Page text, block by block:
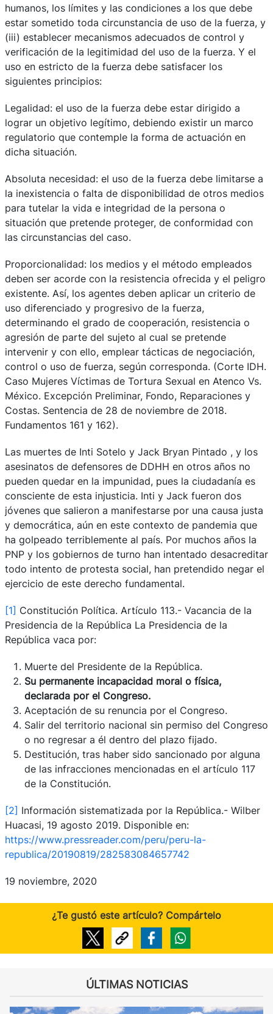
humanos, los límites y las condiciones a los que debe
estar sometido toda circunstancia de uso de la fuerza, y
(iii) establecer mecanismos adecuados de control y
verificación de la legitimidad del uso de la fuerza. Y el
uso en estricto de la fuerza debe satisfacer los
siguientes principios:
Legalidad: el uso de la fuerza debe estar dirigido a
lograr un objetivo legítimo, debiendo existir un marco
regulatorio que contemple la forma de actuación en
dicha situación.
Absoluta necesidad: el uso de la fuerza debe limitarse a
la inexistencia o falta de disponibilidad de otros medios
para tutelar la vida e integridad de la persona o
situación que pretende proteger, de conformidad con
las circunstancias del caso.
Proporcionalidad: los medios y el método empleados
deben ser acorde con la resistencia ofrecida y el peligro
existente. Así, los agentes deben aplicar un criterio de
uso diferenciado y progresivo de la fuerza,
determinando el grado de cooperación, resistencia o
agresión de parte del sujeto al cual se pretende
intervenir y con ello, emplear tácticas de negociación,
control o uso de fuerza, según corresponda. (Corte IDH.
Caso Mujeres Víctimas de Tortura Sexual en Atenco Vs.
México. Excepción Preliminar, Fondo, Reparaciones y
Costas. Sentencia de 28 de noviembre de 2018.
Fundamentos 161 y 162).
Las muertes de Inti Sotelo y Jack Bryan Pintado , y los
asesinatos de defensores de DDHH en otros años no
pueden quedar en la impunidad, pues la ciudadanía es
consciente de esta injusticia. Inti y Jack fueron dos
jóvenes que salieron a manifestarse por una causa justa
y democrática, aún en este contexto de pandemia que
ha golpeado terriblemente al país. Por muchos años la
PNP y los gobiernos de turno han intentado desacreditar
todo intento de protesta social, han pretendido negar el
ejercicio de este derecho fundamental.
[1] Constitución Política. Artículo 113.- Vacancia de la
Presidencia de la República La Presidencia de la
República vaca por:
Muerte del Presidente de la República.
Su permanente incapacidad moral o física,
declarada por el Congreso.
Aceptación de su renuncia por el Congreso.
Salir del territorio nacional sin permiso del Congreso
o no regresar a él dentro del plazo fijado.
Destitución, tras haber sido sancionado por alguna
de las infracciones mencionadas en el artículo 117
de la Constitución.
[2] Información sistematizada por la República.- Wilber
Huacasi, 19 agosto 2019. Disponible en:
https://www.pressreader.com/peru/peru-la-
republica/20190819/282583084657742
19 noviembre, 2020
¿Te gustó este artículo? Compártelo
ÚLTIMAS NOTICIAS